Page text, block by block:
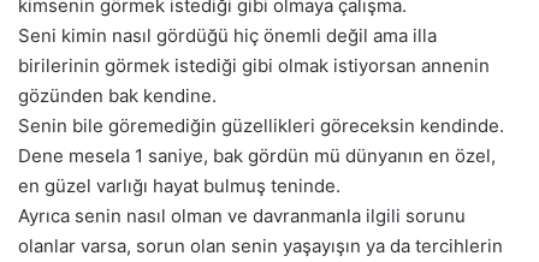
kimsenin görmek istediği gibi olmaya çalışma.
Seni kimin nasıl gördüğü hiç önemli değil ama illa
birilerinin görmek istediği gibi olmak istiyorsan annenin
gözünden bak kendine.
Senin bile göremediğin güzellikleri göreceksin kendinde.
Dene mesela 1 saniye, bak gördün mü dünyanın en özel,
en güzel varlığı hayat bulmuş teninde.
Ayrıca senin nasıl olman ve davranmanla ilgili sorunu
olanlar varsa, sorun olan senin yaşayışın ya da tercihlerin